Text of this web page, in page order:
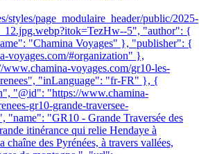
styles/page_modulaire_header/public/2025-
5", "author": {
"Chamina Voyages" }, "publisher": {
voyages.com/#organization" },
voyages.com/gr10-les-
"inLanguage": "fr-FR" }, {
"@id": "https://www.chamina-
gr10-grande-traversee-
"name": "GR10 - Grande Traversée des
itinérance qui relie Hendaye à
des Pyrénées, à travers vallées,